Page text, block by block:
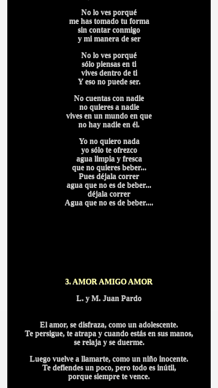
No lo ves porqué
me has tomado tu forma
sin contar conmigo
y mi manera de ser
No lo ves porqué
sólo piensas en ti
vives dentro de ti
Y eso no puede ser.
No cuentas con nadie
no quieres a nadie
vives en un mundo en que
no hay nadie en él.
Yo no quiero nada
yo sólo te ofrezco
agua limpia y fresca
que no quieres beber...
Pues déjala correr
agua que no es de beber...
déjala correr
Agua que no es de beber....
3. AMOR AMIGO AMOR
L. y M. Juan Pardo
El amor, se disfraza, como un adolescente.
Te persigue, te atrapa y cuando estás en sus manos,
se relaja y se duerme.
Luego vuelve a llamarte, como un niño inocente.
Te defiendes un poco, pero todo es inútil,
porque siempre te vence.